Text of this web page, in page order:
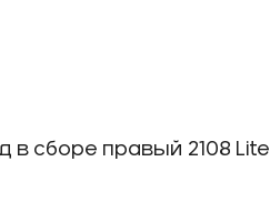
в сборе правый 2108 Lite